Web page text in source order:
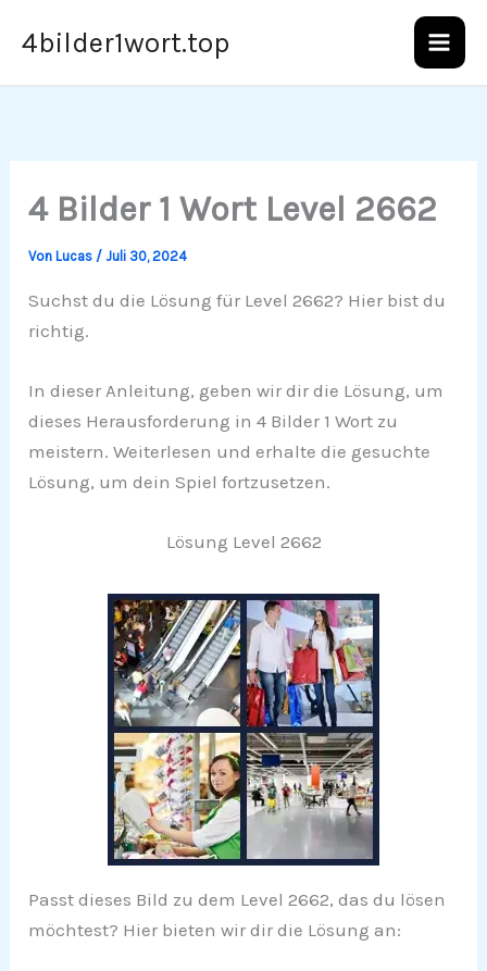
Inhalt
4bilder1wort.top
4 Bilder 1 Wort Level 2662
VonLucas /Juli 30, 2024
Suchst du die Lösung für Level 2662? Hier bist du
richtig.
In dieser Anleitung, geben wir dir die Lösung, um
dieses Herausforderung in 4 Bilder 1 Wort zu
meistern. Weiterlesen und erhalte die gesuchte
Lösung, um dein Spiel fortzusetzen.
Lösung Level 2662
Passt dieses Bild zu dem Level 2662, das du lösen
möchtest? Hier bieten wir dir die Lösung an: